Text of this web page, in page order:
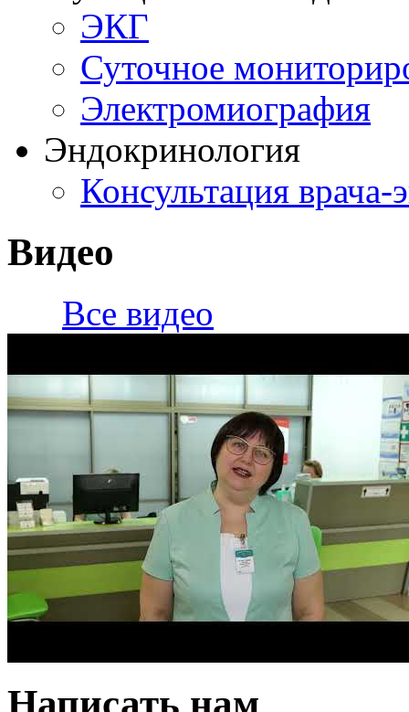
ЭКГ
Суточное
Электромиография
Эндокринология
Консультация врача-
Видео
Все видео
Написать нам